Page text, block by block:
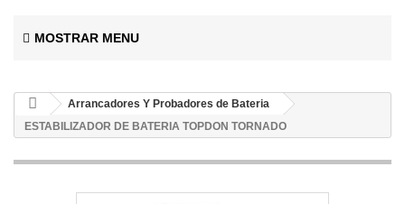
MOSTRAR MENU
Arrancadores Y Probadores de Bateria
ESTABILIZADOR DE BATERIA TOPDON TORNADO